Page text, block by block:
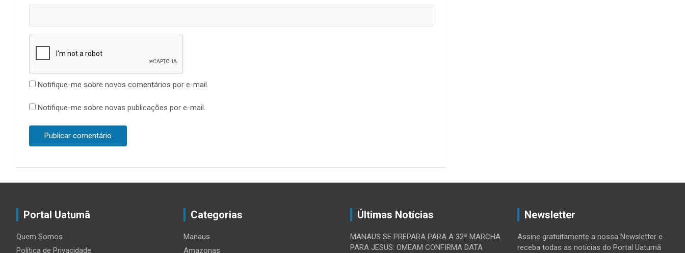
Notifique-me sobre novos comentários por e-mail.
Notifique-me sobre novas publicações por e-mail.
Portal Uatumã
Quem Somos
Política de Privacidade
Categorias
Manaus
Amazonas
Últimas Notícias
MANAUS SE PREPARA PARA A 32ª MARCHA
PARA JESUS: OMEAM CONFIRMA DATA
Newsletter
Assine gratuitamente a nossa Newsletter e
receba todas as notícias do Portal Uatumã